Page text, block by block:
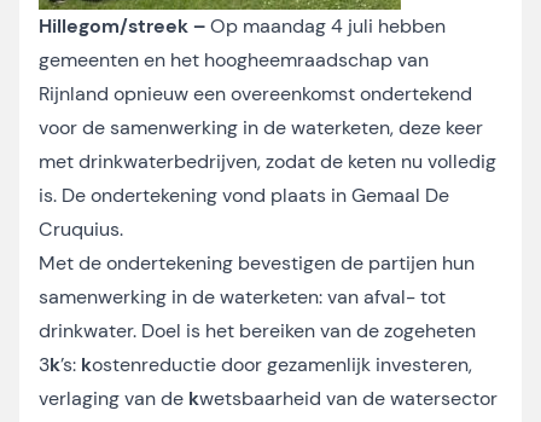
Hillegom/streek –Op maandag 4 juli hebben
gemeenten en het hoogheemraadschap van
Rijnland opnieuw een overeenkomst ondertekend
voor de samenwerking in de waterketen, deze keer
met drinkwaterbedrijven, zodat de keten nu volledig
is. De ondertekening vond plaats in Gemaal De
Cruquius.
Met de ondertekening bevestigen de partijen hun
samenwerking in de waterketen: van afval- tot
drinkwater. Doel is het bereiken van de zogeheten
3k’s: kostenreductie door gezamenlijk investeren,
verlaging van de kwetsbaarheid van de watersector